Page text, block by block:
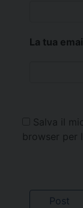
La tua
Salva il
browser per